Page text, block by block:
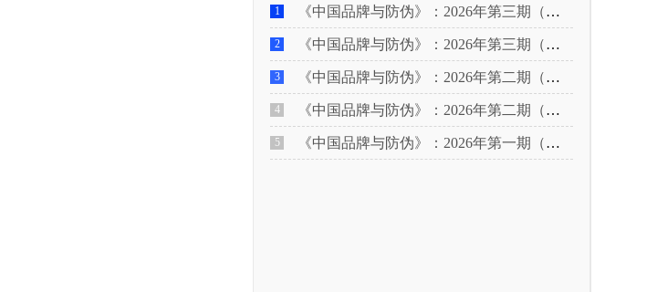
1 《中国品牌与防伪》：2026年第三期（下）
2 《中国品牌与防伪》：2026年第三期（上）
3 《中国品牌与防伪》：2026年第二期（下）
4 《中国品牌与防伪》：2026年第二期（上）
5 《中国品牌与防伪》：2026年第一期（下）